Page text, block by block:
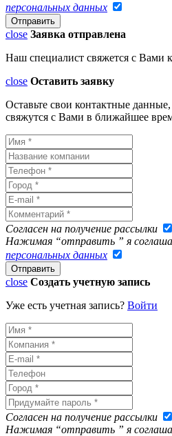
персональных данных
close Заявка отправлена
Наш специалист свяжется с Вами
close Оставить заявку
Оставьте свои контактные
свяжутся с Вами в ближайшее
Согласен на получение рассылки
Нажимая “отправить ” я
персональных данных
close Создать учетную запись
Уже есть учетная запись? Войти
Согласен на получение рассылки
Нажимая “отправить ” я